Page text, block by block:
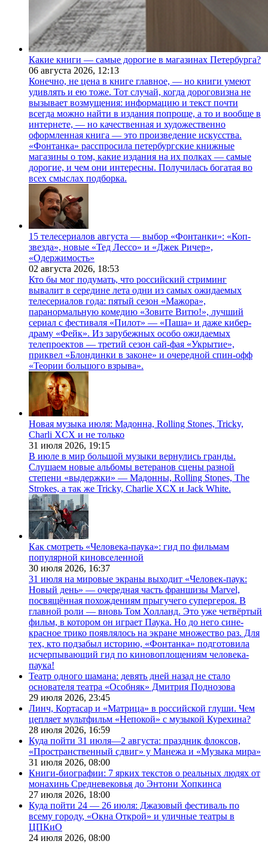
Какие книги — самые дорогие в магазинах Петербурга?
06 августа 2026, 12:13
Конечно, не цена в книге главное, — но книги умеют
удивлять и ею тоже. Тот случай, когда дороговизна не
вызывает возмущения: информацию и текст почти
всегда можно найти в издания попроще, а то и вообще в
интернете, — но качественная и художественно
оформленная книга — это произведение искусства.
«Фонтанка» расспросила петербургские книжные
магазины о том, какие издания на их полках — самые
дорогие, и чем они интересны. Получилась богатая во
всех смыслах подборка.
15 телесериалов августа — выбор «Фонтанки»: «Коп-
звезда», новые «Тед Лессо» и «Джек Ричер»,
«Одержимость»
02 августа 2026, 18:53
Кто бы мог подумать, что российский стриминг
вывалит в середине лета одни из самых ожидаемых
телесериалов года: пятый сезон «Мажора»,
паранормальную комедию «Зовите Витю!», лучший
сериал с фестиваля «Пилот» — «Паша» и даже кибер-
драму «Фейк». Из зарубежных особо ожидаемых
телепроектов — третий сезон сай-фая «Укрытие»,
приквел «Блондинки в законе» и очередной спин-офф
«Теории большого взрыва».
Новая музыка июля: Мадонна, Rolling Stones, Tricky,
Charli XCX и не только
31 июля 2026, 19:15
В июле в мир большой музыки вернулись гранды.
Слушаем новые альбомы ветеранов сцены разной
степени «выдержки» — Мадонны, Rolling Stones, The
Strokes, а так же Tricky, Charlie XCX и Jack White.
Как смотреть «Человека-паука»: гид по фильмам
популярной киновселенной
30 июля 2026, 16:37
31 июля на мировые экраны выходит «Человек-паук:
Новый день» — очередная часть франшизы Marvel,
посвящённая похождениям прыгучего супергероя. В
главной роли — вновь Том Холланд. Это уже четвёртый
фильм, в котором он играет Паука. Но до него сине-
красное трико появлялось на экране множество раз. Для
тех, кто подзабыл историю, «Фонтанка» подготовила
исчерпывающий гид по киновоплощениям человека-
паука!
Театр одного шамана: девять дней назад не стало
основателя театра «Особняк» Дмитрия Поднозова
29 июля 2026, 23:45
Линч, Кортасар и «Матрица» в российской глуши. Чем
цепляет мультфильм «Непокой» с музыкой Курехина?
28 июля 2026, 16:59
Куда пойти 31 июля—2 августа: праздник флоксов,
«Пространственный сдвиг» у Манежа и «Музыка мира»
31 июля 2026, 08:00
Книги-биографии: 7 ярких текстов о реальных людях от
монахинь Средневековья до Энтони Хопкинса
27 июля 2026, 18:00
Куда пойти 24 — 26 июля: Джазовый фестиваль по
всему городу, «Окна Открой» и уличные театры в
ЦПКиО
24 июля 2026, 08:00